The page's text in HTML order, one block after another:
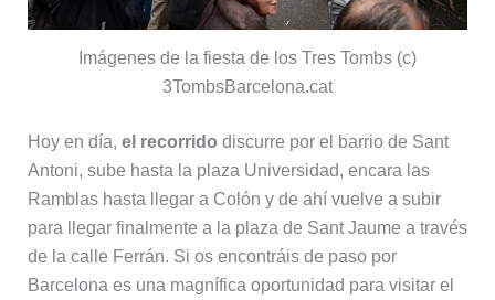
Imágenes de la fiesta de los Tres Tombs (c)
3TombsBarcelona.cat
Hoy en día, el recorrido discurre por el barrio de Sant
Antoni, sube hasta la plaza Universidad, encara las
Ramblas hasta llegar a Colón y de ahí vuelve a subir
para llegar finalmente a la plaza de Sant Jaume a través
de la calle Ferrán. Si os encontráis de paso por
Barcelona es una magnífica oportunidad para visitar el